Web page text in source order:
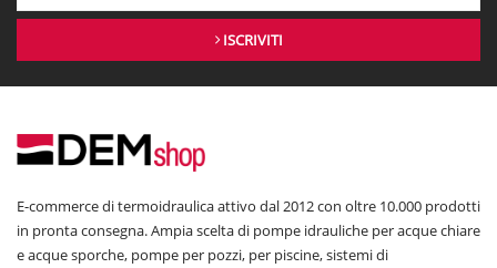
ISCRIVITI
E-commerce di termoidraulica attivo dal 2012 con oltre 10.000 prodotti
in pronta consegna. Ampia scelta di pompe idrauliche per acque chiare
e acque sporche, pompe per pozzi, per piscine, sistemi di